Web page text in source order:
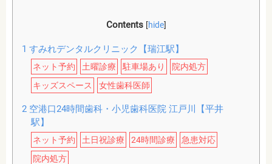
Contents [hide]
1 すみれデンタルクリニック【瑞江駅】
ネット予約 土曜診療 駐車場あり
院内処方
キッズスペース
女性歯科医師
2空港口24時間歯科・小児歯科医院 江戸川【平井
駅】
ネット予約 土日祝診療 24時間診療
急患対応
院内処方